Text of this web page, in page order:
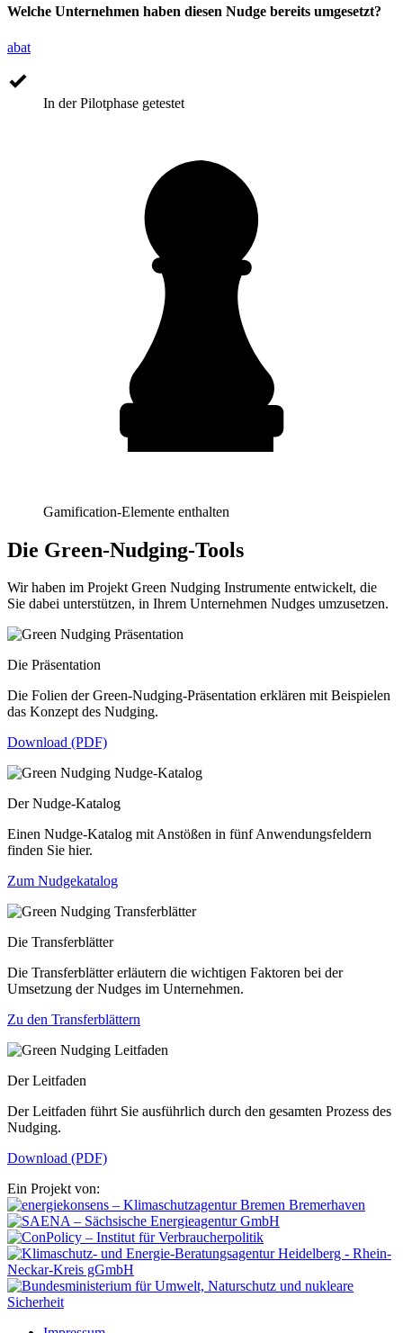
Welche Unternehmen haben diesen Nudge bereits umgesetzt?
abat
In der Pilotphase getestet
Gamification-Elemente enthalten
Die Green-Nudging-Tools
Wir haben im Projekt Green Nudging Instrumente entwickelt, die
Sie dabei unterstützen, in Ihrem Unternehmen Nudges umzusetzen.
Die Präsentation
Die Folien der Green-Nudging-Präsentation erklären mit Beispielen
das Konzept des Nudging.
Download (PDF)
Der Nudge-Katalog
Einen Nudge-Katalog mit Anstößen in fünf Anwendungsfeldern
finden Sie hier.
Zum Nudgekatalog
Die Transferblätter
Die Transferblätter erläutern die wichtigen Faktoren bei der
Umsetzung der Nudges im Unternehmen.
Zu den Transferblättern
Der Leitfaden
Der Leitfaden führt Sie ausführlich durch den gesamten Prozess des
Nudging.
Download (PDF)
Ein Projekt von: